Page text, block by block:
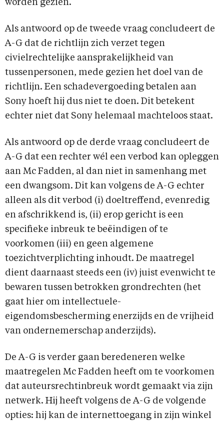
worden gezien.
Als antwoord op de tweede vraag concludeert de
A-G dat de richtlijn zich verzet tegen
civielrechtelijke aansprakelijkheid van
tussenpersonen, mede gezien het doel van de
richtlijn. Een schadevergoeding betalen aan
Sony hoeft hij dus niet te doen. Dit betekent
echter niet dat Sony helemaal machteloos staat.
Als antwoord op de derde vraag concludeert de
A-G dat een rechter wél een verbod kan opleggen
aan Mc Fadden, al dan niet in samenhang met
een dwangsom. Dit kan volgens de A-G echter
alleen als dit verbod (i) doeltreffend, evenredig
en afschrikkend is, (ii) erop gericht is een
specifieke inbreuk te beëindigen of te
voorkomen (iii) en geen algemene
toezichtverplichting inhoudt. De maatregel
dient daarnaast steeds een (iv) juist evenwicht te
bewaren tussen betrokken grondrechten (het
gaat hier om intellectuele-
eigendomsbescherming enerzijds en de vrijheid
van ondernemerschap anderzijds).
De A-G is verder gaan beredeneren welke
maatregelen Mc Fadden heeft om te voorkomen
dat auteursrechtinbreuk wordt gemaakt via zijn
netwerk. Hij heeft volgens de A-G de volgende
opties: hij kan de internettoegang in zijn winkel